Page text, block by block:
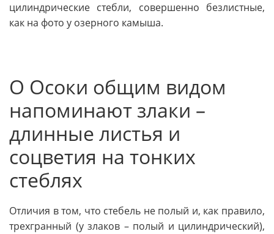
цилиндрические стебли, совершенно безлистные,
как на фото у озерного камыша.
О Осоки общим видом
напоминают злаки –
длинные листья и
соцветия на тонких
стеблях
Отличия в том, что стебель не полый и, как правило,
трехгранный (у злаков – полый и цилиндрический),